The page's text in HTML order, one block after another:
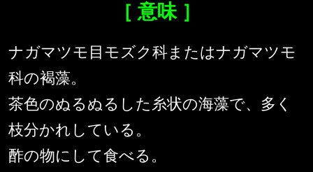
［ 意味 ］
ナガマツモ目モズク科またはナガマツモ
科の褐藻。
茶色のぬるぬるした糸状の海藻で、多く
枝分かれしている。
酢の物にして食べる。